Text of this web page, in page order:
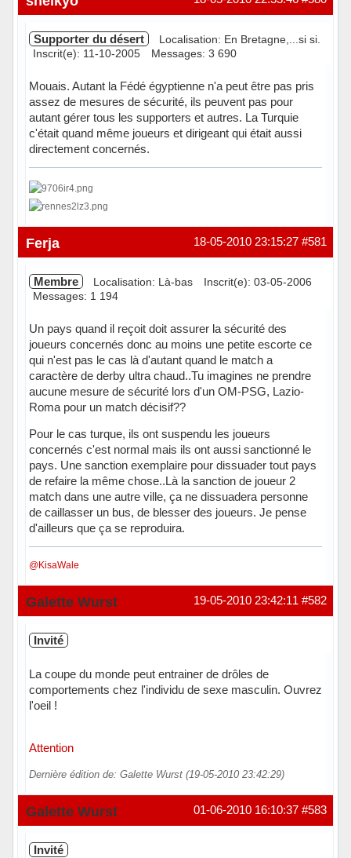
Supporter du désert
Localisation: En Bretagne,...si si.
Inscrit(e): 11-10-2005
Messages: 3 690
Mouais. Autant la Fédé égyptienne n'a peut être pas pris
assez de mesures de sécurité, ils peuvent pas pour
autant gérer tous les supporters et autres. La Turquie
c'était quand même joueurs et dirigeant qui était aussi
directement concernés.
Hors ligne #581
18-05-2010 23:15:27
Ferja
Membre Localisation: Là-bas
Inscrit(e): 03-05-2006
Messages: 1 194
Un pays quand il reçoit doit assurer la sécurité des
joueurs concernés donc au moins une petite escorte ce
qui n'est pas le cas là d'autant quand le match a
caractère de derby ultra chaud..Tu imagines ne prendre
aucune mesure de sécurité lors d'un OM-PSG, Lazio-
Roma pour un match décisif??
Pour le cas turque, ils ont suspendu les joueurs
concernés c'est normal mais ils ont aussi sanctionné le
pays. Une sanction exemplaire pour dissuader tout pays
de refaire la même chose..Là la sanction de joueur 2
match dans une autre ville, ça ne dissuadera personne
de caillasser un bus, de blesser des joueurs. Je pense
d'ailleurs que ça se reproduira.
@KisaWale
Hors ligne #582
19-05-2010 23:42:11
Galette Wurst
Invité
La coupe du monde peut entrainer de drôles de
comportements chez l'individu de sexe masculin. Ouvrez
l'oeil !
Attention
Dernière édition de: Galette Wurst (19-05-2010 23:42:29)
#583
01-06-2010 16:10:37
Galette Wurst
Invité